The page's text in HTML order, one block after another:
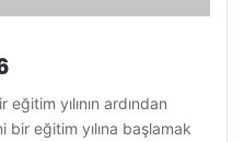
yılının ardından
eğitim yılına başlamak